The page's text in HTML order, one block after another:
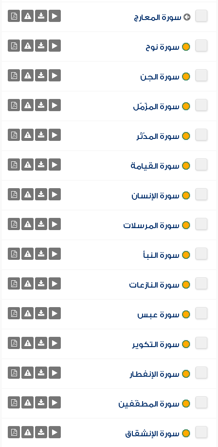
سورة المعارج
سورة نوح
سورة الجن
سورة المزّمّل
سورة المدّثر
سورة القيامة
سورة الإنسان
سورة المرسلات
سورة النبأ
سورة النازعات
سورة عبس
سورة التكوير
سورة الإنفطار
سورة المطفّفين
سورة الإنشقاق